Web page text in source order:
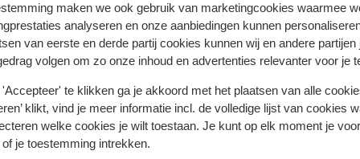
maken we ook gebruik van marketingcookies waarmee
analyseren en onze aanbiedingen kunnen
van eerste en derde partij cookies kunnen wij en andere partijen
volgen om zo onze inhoud en advertenties relevanter voor je
'Accepteer' te klikken ga je akkoord met het plaatsen van alle
klikt, vind je meer informatie incl. de volledige lijst van cookies
welke cookies je wilt toestaan. Je kunt op elk moment je
je toestemming intrekken.
HelmaMet partner
In de buurt
Strand: 150 m